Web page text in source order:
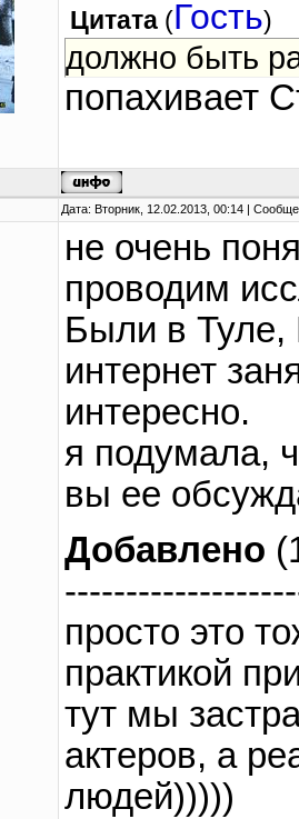
Цитата (Гость)
должно быть
попахивает
Дата: Вторник, 12.02.2013, 00:14 |
не очень
проводим
Были в Туле,
интернет
интересно.
я подумала,
вы ее
Добавлено
просто это
практикой
тут мы
актеров, а
людей)))))